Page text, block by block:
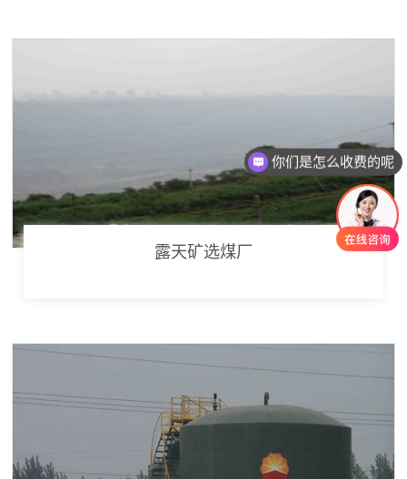
露天矿选煤厂
你们是怎么收费的呢
现在有优惠活动吗